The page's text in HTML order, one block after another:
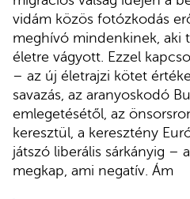
vidám közös fotózkodás
meghívó mindenkinek, aki
életre vágyott. Ezzel
– az új életrajzi kötet
savazás, az aranyoskodó
emlegetésétől, az
keresztül, a keresztény
játszó liberális sárkányig –
megkap, ami negatív. Ám